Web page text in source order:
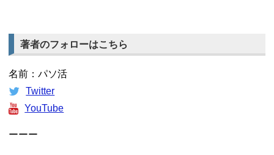
著者のフォローはこちら
名前：パソ活
Twitter
YouTube
ーーー